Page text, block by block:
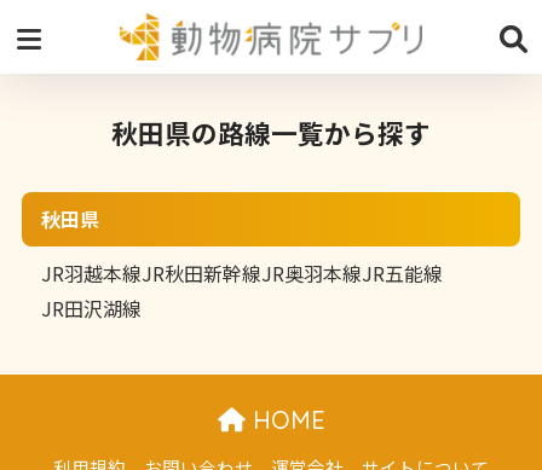
秋田県の路線一覧から探す
秋田県
JR羽越本線JR秋田新幹線JR奥羽本線JR五能線
JR田沢湖線
HOME